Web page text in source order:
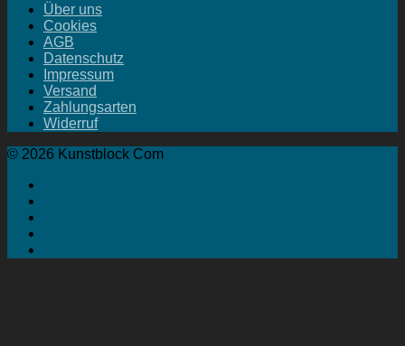
Über uns
Cookies
AGB
Datenschutz
Impressum
Versand
Zahlungsarten
Widerruf
© 2026 Kunstblock Com